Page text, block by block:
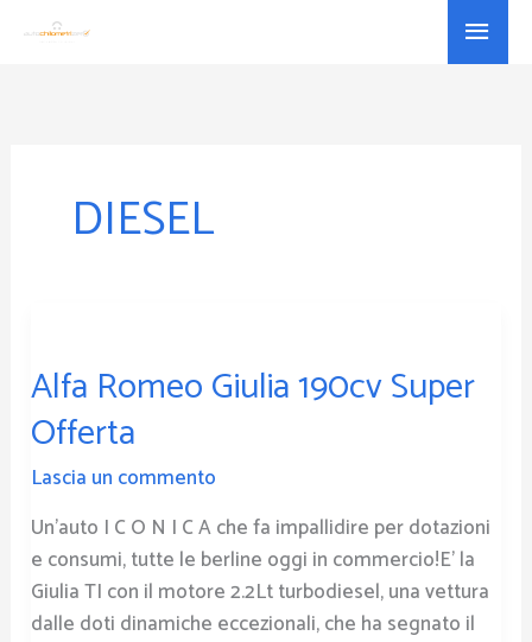
Menu
DIESEL
Alfa Romeo Giulia 190cv Super
Offerta
Lascia un commento
Un’auto I C O N I C A che fa impallidire per dotazioni
e consumi, tutte le berline oggi in commercio!E’ la
Giulia TI con il motore 2.2Lt turbodiesel, una vettura
dalle doti dinamiche eccezionali, che ha segnato il
Giulia
190cv
Super
Offerta